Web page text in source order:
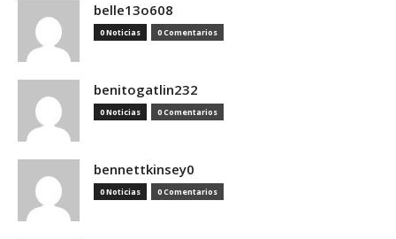
belle13o608
0 Noticias 0 Comentarios
benitogatlin232
0 Noticias 0 Comentarios
bennettkinsey0
0 Noticias 0 Comentarios